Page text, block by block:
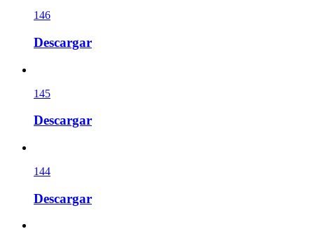
146
Descargar
145
Descargar
144
Descargar